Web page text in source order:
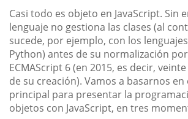
Casi todo es objeto en JavaScript. Sin
lenguaje no gestiona las clases (al
sucede, por ejemplo, con los lenguajes
Python) antes de su normalización
ECMAScript 6 (en 2015, es decir,
de su creación). Vamos a basarnos
principal para presentar la
objetos con JavaScript, en tres